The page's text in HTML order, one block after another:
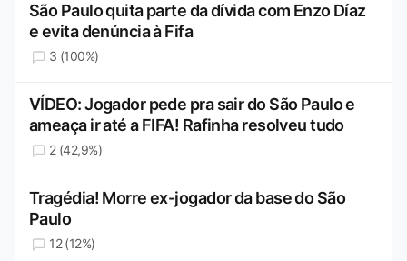
São Paulo quita parte da dívida com Enzo Díaz
e evita denúncia à Fifa
3 (100%)
VÍDEO: Jogador pede pra sair do São Paulo e
ameaça ir até a FIFA! Rafinha resolveu tudo
2 (42,9%)
Tragédia! Morre ex-jogador da base do São
Paulo
12 (12%)